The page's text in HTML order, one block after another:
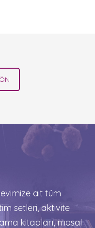
ait tüm
setleri, aktivite
kitapları, masal